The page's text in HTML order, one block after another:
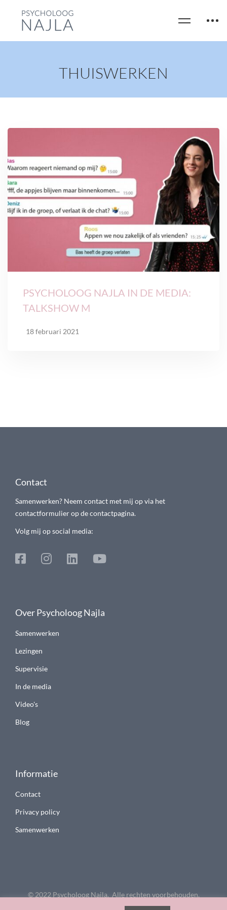
THUISWERKEN
PSYCHOLOOG NAJLA IN DE MEDIA:
TALKSHOW M
18 februari 2021
Contact
Samenwerken? Neem contact met mij op via het
contactformulier op de contactpagina.
Volg mij op social media:
Over Psycholoog Najla
Samenwerken
Lezingen
Supervisie
In de media
Video's
Blog
Informatie
Contact
Privacy policy
Samenwerken
© 2022 Psycholoog Najla. Alle rechten voorbehouden.